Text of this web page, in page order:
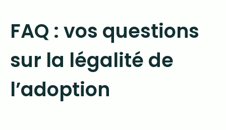
FAQ : vos questions
sur la légalité de
l’adoption